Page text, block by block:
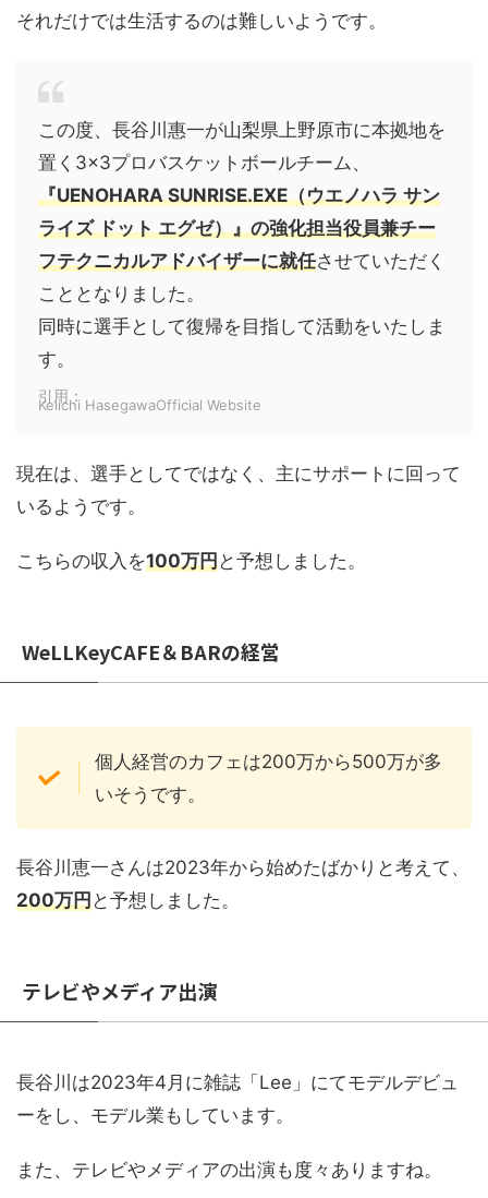
それだけでは生活するのは難しいようです。
この度、長谷川惠一が山梨県上野原市に本拠地を
置く3×3プロバスケットボールチーム、
『UENOHARA SUNRISE.EXE（ウエノハラ サン
ライズ ドット エグゼ）』の強化担当役員兼チー
フテクニカルアドバイザーに就任させていただく
こととなりました。
同時に選手として復帰を目指して活動をいたしま
す。
引用：
Keiichi HasegawaOfficial Website
現在は、選手としてではなく、主にサポートに回って
いるようです。
こちらの収入を100万円と予想しました。
WeLLKeyCAFE＆BARの経営
個人経営のカフェは200万から500万が多
いそうです。
長谷川恵一さんは2023年から始めたばかりと考えて、
200万円と予想しました。
テレビやメディア出演
長谷川は2023年4月に雑誌「Lee」にてモデルデビュ
ーをし、モデル業もしています。
また、テレビやメディアの出演も度々ありますね。